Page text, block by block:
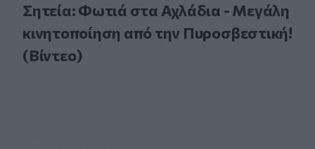
Σητεία: Φωτιά στα Αχλάδια - Μεγάλη
κινητοποίηση από την Πυροσβεστική!
(Βίντεο)